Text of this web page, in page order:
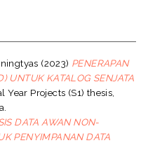
(2023) PENERAPAN
UNTUK KATALOG SENJATA
Year Projects (S1) thesis,
DATA AWAN NON-
PENYIMPANAN DATA